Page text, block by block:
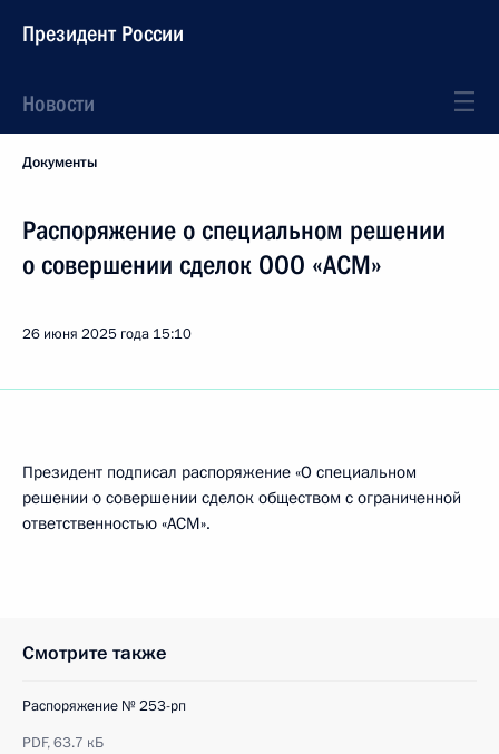
Президент России
Новости
Документы
Распоряжение о специальном решении
о совершении сделок ООО «АСМ»
26 июня 2025 года 15:10
Президент подписал распоряжение «О специальном
решении о совершении сделок обществом с ограниченной
ответственностью «АСМ».
Смотрите также
Распоряжение № 253-рп
PDF,63.7 кБ